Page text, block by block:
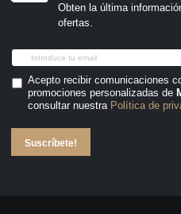
Obten la última
ofertas.
Acepto recibir comunicaciones
promociones personalizadas de
consultar nuestra Política de
Suscríbete!